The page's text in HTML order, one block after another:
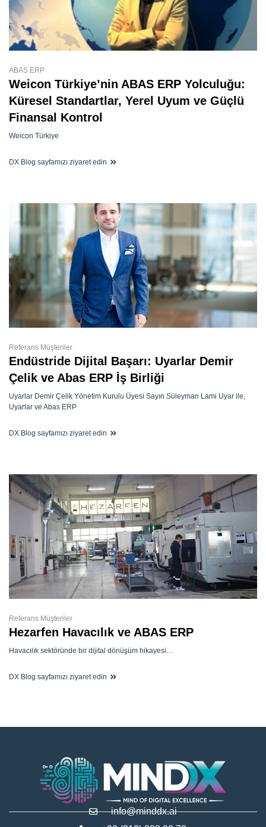
ABAS ERP
Weicon Türkiye’nin ABAS ERP Yolculuğu:
Küresel Standartlar, Yerel Uyum ve Güçlü
Finansal Kontrol
Weicon Türkiye
DX Blog sayfamızı ziyaret edin
Referans Müşteriler
Endüstride Dijital Başarı: Uyarlar Demir
Çelik ve Abas ERP İş Birliği
Uyarlar Demir Çelik Yönetim Kurulu Üyesi Sayın Süleyman Lami Uyar ile,
Uyarlar ve Abas ERP
DX Blog sayfamızı ziyaret edin
Referans Müşteriler
Hezarfen Havacılık ve ABAS ERP
Havacılık sektöründe bir dijital dönüşüm hikayesi…
DX Blog sayfamızı ziyaret edin
info@minddx.ai